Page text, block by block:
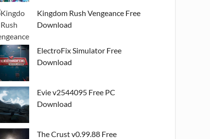
Kingdom Rush Vengeance Free
Download
ElectroFix Simulator Free
Download
Evie v2544095 Free PC
Download
The Crust v0.99.88 Free